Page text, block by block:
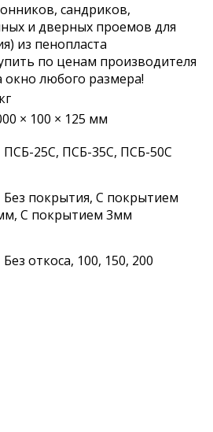
сандриков,
и дверных проемов для
из пенопласта
по ценам производителя
любого размера!
× 100 × 125 мм
ПСБ-25С, ПСБ-35С, ПСБ-50С
Без покрытия, С покрытием
С покрытием 3мм
Без откоса, 100, 150, 200